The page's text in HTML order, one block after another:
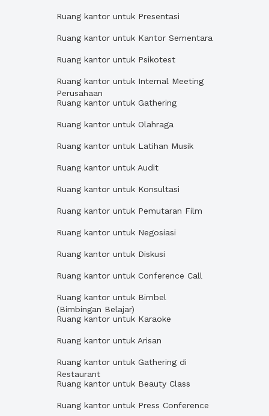
Ruang kantor untuk Presentasi
Ruang kantor untuk Kantor Sementara
Ruang kantor untuk Psikotest
Ruang kantor untuk Internal Meeting
Perusahaan
Ruang kantor untuk Gathering
Ruang kantor untuk Olahraga
Ruang kantor untuk Latihan Musik
Ruang kantor untuk Audit
Ruang kantor untuk Konsultasi
Ruang kantor untuk Pemutaran Film
Ruang kantor untuk Negosiasi
Ruang kantor untuk Diskusi
Ruang kantor untuk Conference Call
Ruang kantor untuk Bimbel
(Bimbingan Belajar)
Ruang kantor untuk Karaoke
Ruang kantor untuk Arisan
Ruang kantor untuk Gathering di
Restaurant
Ruang kantor untuk Beauty Class
Ruang kantor untuk Press Conference